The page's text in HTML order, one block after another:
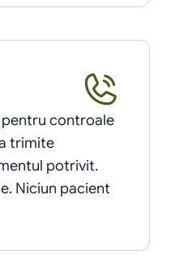
controale
trimite
potrivit.
Niciun pacient